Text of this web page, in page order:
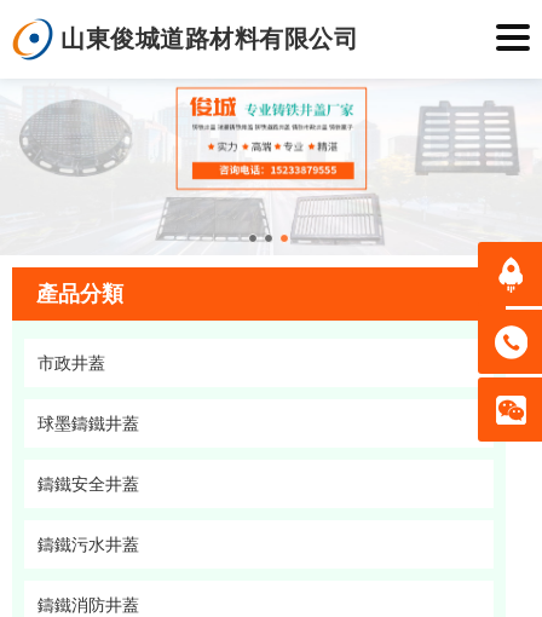
山東俊城道路材料有限公司
產品分類
市政井蓋
球墨鑄鐵井蓋
鑄鐵安全井蓋
鑄鐵污水井蓋
鑄鐵消防井蓋